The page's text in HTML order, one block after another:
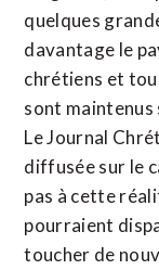
quelques
davantage le
chrétiens et
sont maintenus
Le Journal
diffusée sur le
pas à cette
pourraient
toucher de